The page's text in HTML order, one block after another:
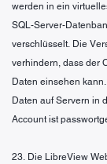
werden in ein
SQL-Server-
verschlüsselt. Die
verhindern, dass der
Daten einsehen
Daten auf Servern in
Account ist
23. Die LibreView